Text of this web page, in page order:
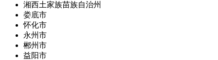
湘西土家族苗族自治州
娄底市
怀化市
永州市
郴州市
益阳市